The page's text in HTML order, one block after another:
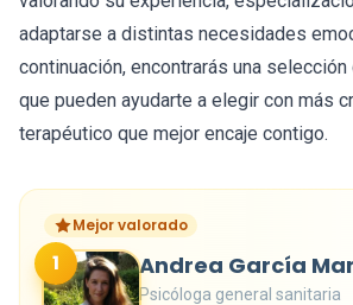
adaptarse a distintas necesidades
continuación, encontrarás una
que pueden ayudarte a elegir con más
terapéutico que mejor encaje contigo.
Mejor valorado
1 Andrea García
Psicóloga general sanitaria